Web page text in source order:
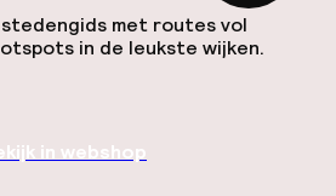
stedengids met routes vol
in de leukste wijken.
in webshop